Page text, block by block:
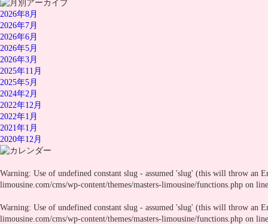
2026年8月
2026年7月
2026年6月
2026年5月
2026年3月
2025年11月
2025年5月
2024年2月
2022年12月
2022年1月
2021年1月
2020年12月
Warning: Use of undefined constant slug - assumed 'slug' (this will throw an
limousine.com/cms/wp-content/themes/masters-limousine/functions.php on
Warning: Use of undefined constant slug - assumed 'slug' (this will throw an
limousine.com/cms/wp-content/themes/masters-limousine/functions.php on